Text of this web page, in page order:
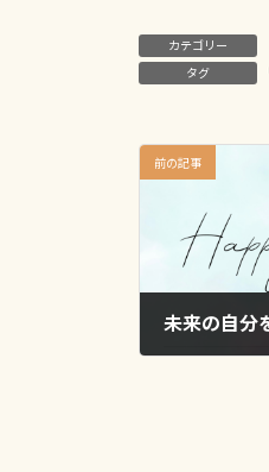
カテゴリー
タグ
前の記事